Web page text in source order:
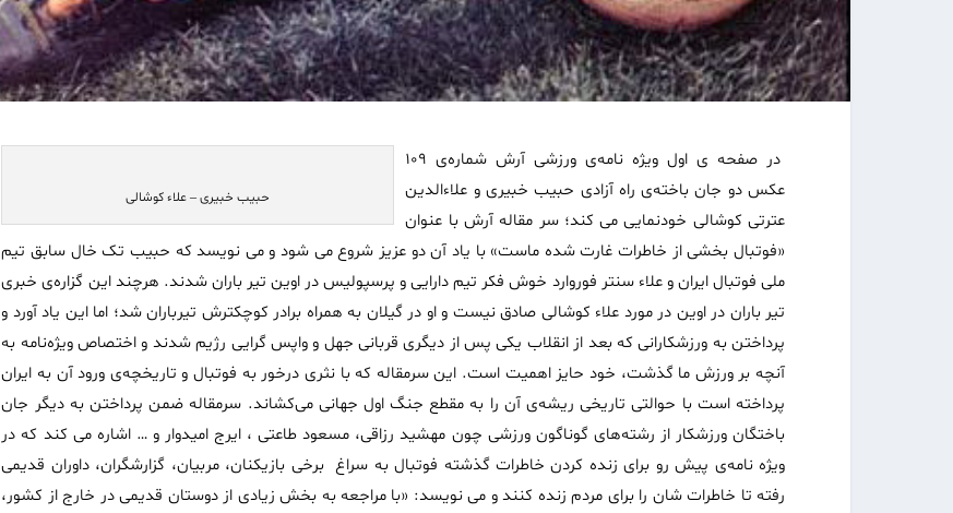
حبیب خبیری – علاء کوشالی
در صفحه ی اول ویژه نامه‌ی ورزشی آرش شماره‌ی ۱۰۹
عکس دو جان باخته‌ی راه آزادی حبیب خبیری و علاءالدین
عترتی کوشالی خودنمایی می کند؛ سر مقاله آرش با عنوان
«فوتبال بخشی از خاطرات غارت شده ماست» با یاد آن دو عزیز شروع می شود و می نویسد که حبیب تک خال سابق تیم
ملی فوتبال ایران و علاء سنتر فوروارد خوش فکر تیم دارایی و پرسپولیس در اوین تیر باران شدند. هرچند این گزاره‌ی خبری
تیر باران در اوین در مورد علاء کوشالی صادق نیست و او در گیلان به همراه برادر کوچکترش تیرباران شد؛ اما این یاد آورد و
پرداختن به ورزشکارانی که بعد از انقلاب یکی پس از دیگری قربانی جهل و واپس گرایی رژیم شدند و اختصاص ویژه‌نامه به
آنچه بر ورزش ما گذشت، خود حایز اهمیت است. این سرمقاله که با نثری درخور به فوتبال و تاریخچه‌ی ورود آن به ایران
پرداخته است با حوالتی تاریخی ریشه‌ی آن را به مقطع جنگ اول جهانی می‌کشاند. سرمقاله ضمن پرداختن به دیگر جان
باختگان ورزشکار از رشته‌های گوناگون ورزشی چون مهشید رزاقی، مسعود طاعتی ، ایرج امیدوار و … اشاره می کند که در
ویژه نامه‌ی پیش رو برای زنده کردن خاطرات گذشته فوتبال به سراغ برخی بازیکنان، مربیان، گزارشگران، داوران قدیمی
رفته تا خاطرات شان را برای مردم زنده کنند و می نویسد: «با مراجعه به بخش زیادی از دوستان قدیمی در خارج از کشور،